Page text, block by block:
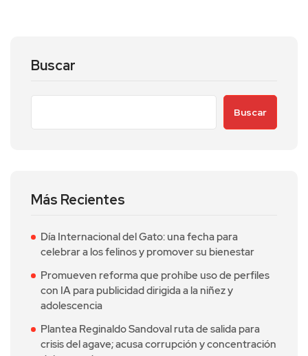
Buscar
Buscar
Más Recientes
Día Internacional del Gato: una fecha para
celebrar a los felinos y promover su bienestar
Promueven reforma que prohíbe uso de perfiles
con IA para publicidad dirigida a la niñez y
adolescencia
Plantea Reginaldo Sandoval ruta de salida para
crisis del agave; acusa corrupción y concentración